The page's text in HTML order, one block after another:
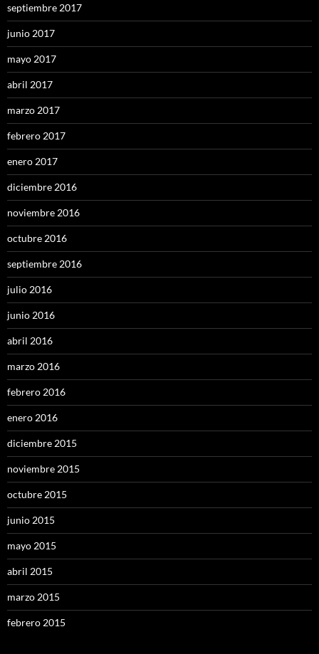
septiembre 2017
junio 2017
mayo 2017
abril 2017
marzo 2017
febrero 2017
enero 2017
diciembre 2016
noviembre 2016
octubre 2016
septiembre 2016
julio 2016
junio 2016
abril 2016
marzo 2016
febrero 2016
enero 2016
diciembre 2015
noviembre 2015
octubre 2015
junio 2015
mayo 2015
abril 2015
marzo 2015
febrero 2015